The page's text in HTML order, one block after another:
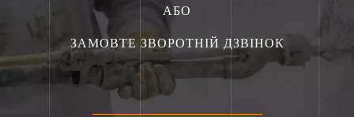
АБО
ЗАМОВТЕ ЗВОРОТНІЙ ДЗВІНОК